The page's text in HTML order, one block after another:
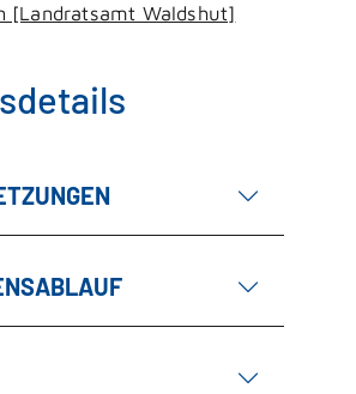
[Landratsamt Waldshut]